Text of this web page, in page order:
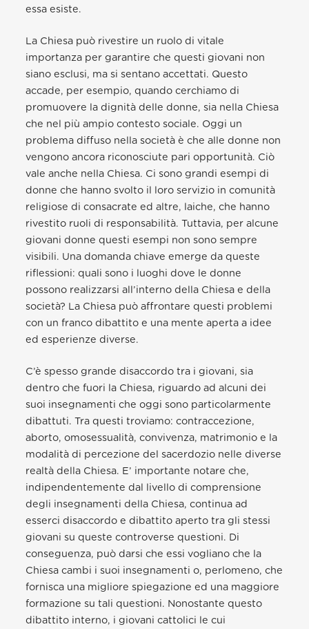
essa esiste.
La Chiesa può rivestire un ruolo di vitale
importanza per garantire che questi giovani non
siano esclusi, ma si sentano accettati. Questo
accade, per esempio, quando cerchiamo di
promuovere la dignità delle donne, sia nella Chiesa
che nel più ampio contesto sociale. Oggi un
problema diffuso nella società è che alle donne non
vengono ancora riconosciute pari opportunità. Ciò
vale anche nella Chiesa. Ci sono grandi esempi di
donne che hanno svolto il loro servizio in comunità
religiose di consacrate ed altre, laiche, che hanno
rivestito ruoli di responsabilità. Tuttavia, per alcune
giovani donne questi esempi non sono sempre
visibili. Una domanda chiave emerge da queste
riflessioni: quali sono i luoghi dove le donne
possono realizzarsi all’interno della Chiesa e della
società? La Chiesa può affrontare questi problemi
con un franco dibattito e una mente aperta a idee
ed esperienze diverse.
C’è spesso grande disaccordo tra i giovani, sia
dentro che fuori la Chiesa, riguardo ad alcuni dei
suoi insegnamenti che oggi sono particolarmente
dibattuti. Tra questi troviamo: contraccezione,
aborto, omosessualità, convivenza, matrimonio e la
modalità di percezione del sacerdozio nelle diverse
realtà della Chiesa. E’ importante notare che,
indipendentemente dal livello di comprensione
degli insegnamenti della Chiesa, continua ad
esserci disaccordo e dibattito aperto tra gli stessi
giovani su queste controverse questioni. Di
conseguenza, può darsi che essi vogliano che la
Chiesa cambi i suoi insegnamenti o, perlomeno, che
fornisca una migliore spiegazione ed una maggiore
formazione su tali questioni. Nonostante questo
dibattito interno, i giovani cattolici le cui